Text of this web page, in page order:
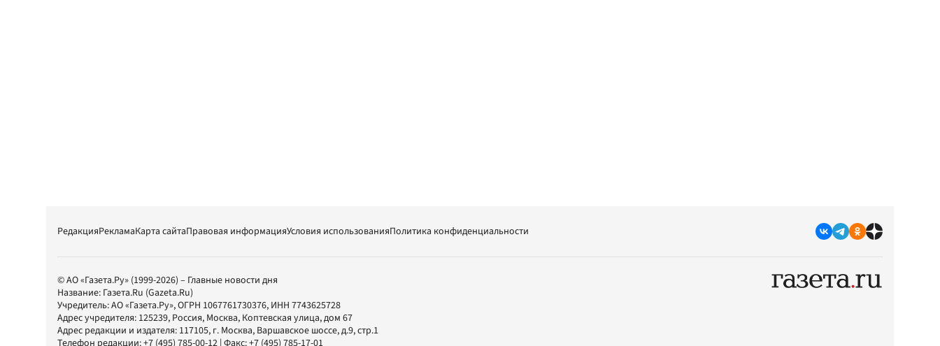
РедакцияРекламаКарта сайтаПравовая информацияУсловия использованияПолитика конфиденциальности
© АО «Газета.Ру» (1999-2026) – Главные новости дня
Название: Газета.Ru (Gazeta.Ru)
Учредитель:АО «Газета.Ру», ОГРН 1067761730376, ИНН 7743625728
Адрес учредителя: 125239, Россия, Москва, Коптевская улица, дом 67
Адрес редакции и издателя: 117105, г. Москва, Варшавское шоссе, д.9, стр.1
Телефон редакции:+7 (495) 785-00-12 | Факс:+7 (495) 785-17-01